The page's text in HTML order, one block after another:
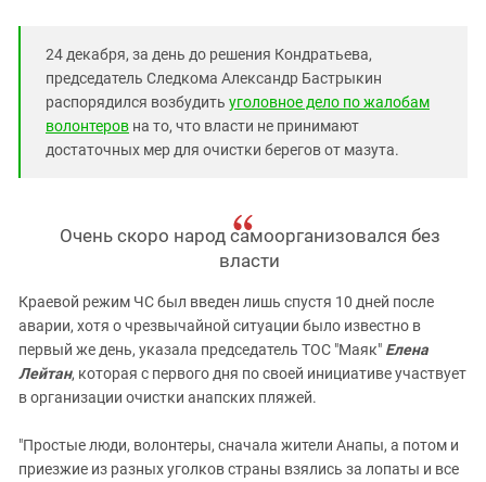
24 декабря, за день до решения Кондратьева,
председатель Следкома Александр Бастрыкин
распорядился возбудить уголовное дело по жалобам
волонтеров на то, что власти не принимают
достаточных мер для очистки берегов от мазута.
Очень скоро народ самоорганизовался без
власти
Краевой режим ЧС был введен лишь спустя 10 дней после
аварии, хотя о чрезвычайной ситуации было известно в
первый же день, указала председатель ТОС "Маяк" Елена
Лейтан, которая с первого дня по своей инициативе участвует
в организации очистки анапских пляжей.
"Простые люди, волонтеры, сначала жители Анапы, а потом и
приезжие из разных уголков страны взялись за лопаты и все